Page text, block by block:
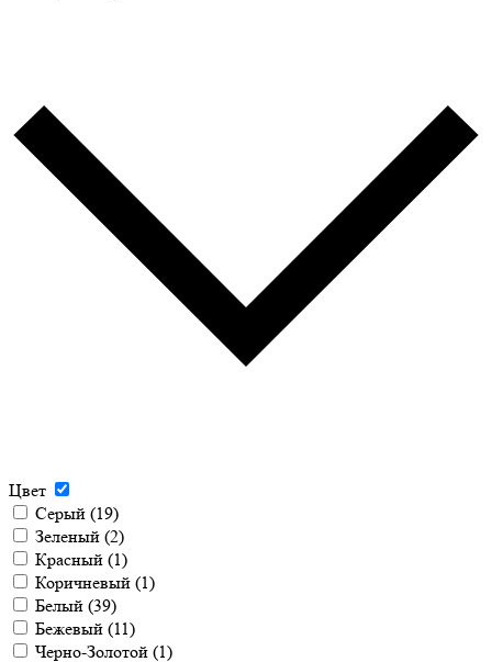
Цвет
Серый (19)
Зеленый (2)
Красный (1)
Коричневый (1)
Белый (39)
Бежевый (11)
Черно-Золотой (1)